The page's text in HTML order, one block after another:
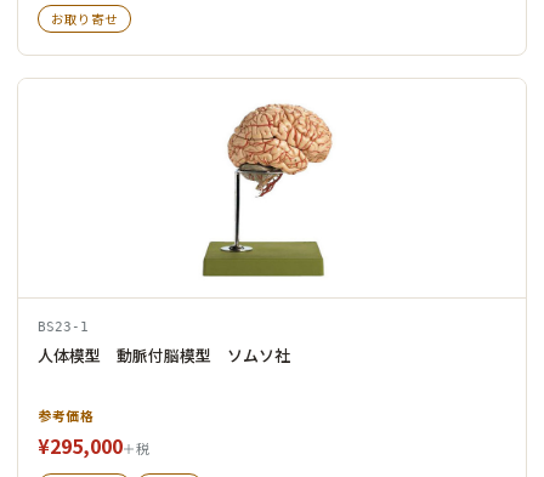
お取り寄せ
BS23-1
人体模型 動脈付脳模型 ソムソ社
参考価格
¥295,000＋税